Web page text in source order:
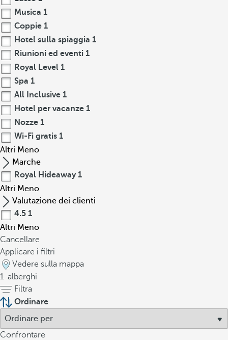
Musica 1
Coppie 1
Hotel sulla spiaggia 1
Riunioni ed eventi 1
Royal Level 1
Spa 1
All Inclusive 1
Hotel per vacanze 1
Nozze 1
Wi-Fi gratis 1
Altri Meno
Marche
Royal Hideaway 1
Altri Meno
Valutazione dei clienti
4.5 1
Altri Meno
Cancellare
Applicare i filtri
Vedere sulla mappa
1 alberghi
Filtra
Ordinare
Confrontare